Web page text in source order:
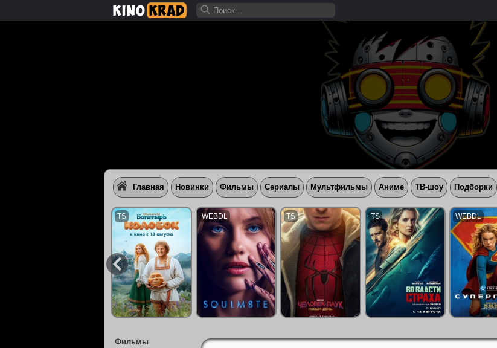
Фильмы
Главная Новинки Фильмы Сериалы Мультфильмы Аниме ТВ-шоу Подборки